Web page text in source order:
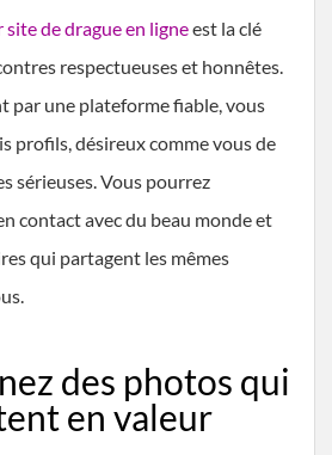
de drague en ligneest la clé
respectueuses et honnêtes.
par une plateforme fiable, vous
profils, désireux comme vous de
sérieuses. Vous pourrez
contact avec du beau monde et
qui partagent les mêmes
des photos qui
en valeur